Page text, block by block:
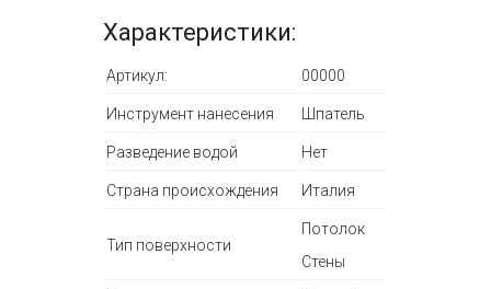
Характеристики:
Артикул: 00000
Инструмент нанесения Шпатель
Разведение водой Нет
Страна происхождения Италия
Тип поверхности
Потолок
Стены